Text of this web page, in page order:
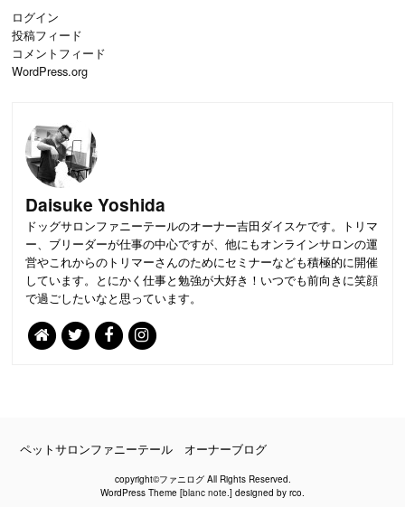
ログイン
投稿フィード
コメントフィード
WordPress.org
Daisuke Yoshida
ドッグサロンファニーテールのオーナー吉田ダイスケです。トリマ
ー、ブリーダーが仕事の中心ですが、他にもオンラインサロンの運
営やこれからのトリマーさんのためにセミナーなども積極的に開催
しています。とにかく仕事と勉強が大好き！いつでも前向きに笑顔
で過ごしたいなと思っています。
ペットサロンファニーテール オーナーブログ
copyright©ファニログ All Rights Reserved.
WordPress Theme [blanc note.] designed by rco.